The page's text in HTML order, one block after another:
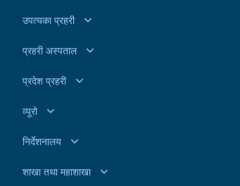
उपत्यका प्रहरी
प्रहरी अस्पताल
प्रदेश प्रहरी
व्यूरो
निर्देशनालय
शाखा तथा महाशाखा